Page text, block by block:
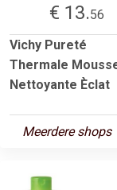
€ 13.56
Vichy Pureté
Thermale
Nettoyante Èclat
Meerdere shops